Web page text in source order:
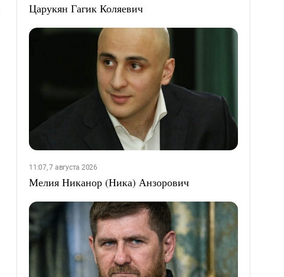
Царукян Гагик Коляевич
11:07, 7 августа 2026
Мелия Никанор (Ника) Анзорович